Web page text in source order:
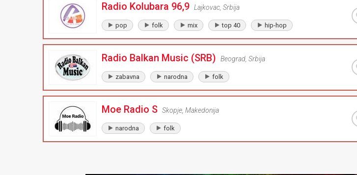
Radio Kolubara 96,9 Lajkovac Srbija
pop folk mix top 40 hip-hop
Radio Balkan Music (SRB) Beograd Srbija
zabavna narodna folk
Moe Radio S Skopje Makedonija
narodna folk